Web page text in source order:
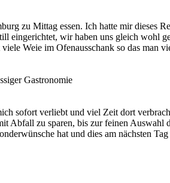
zu Mittag essen. Ich hatte mir dieses
eingerichtet, wir haben uns gleich wohl
Weie im Ofenausschank so das man
Gastronomie
sofort verliebt und viel Zeit dort
Abfall zu sparen, bis zur feinen
hat und dies am nächsten